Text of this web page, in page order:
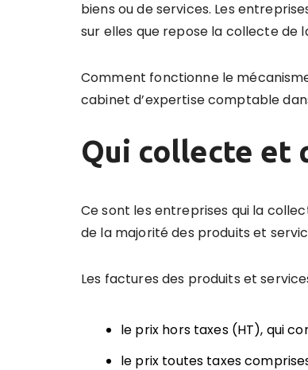
biens ou de services. Les
sur elles que repose la collecte de
Comment fonctionne le
cabinet d’expertise comptable
Qui collecte et
Ce sont les entreprises qui la
de la majorité des produits et
Les factures des produits et
le prix hors taxes (HT), qui
le prix toutes taxes